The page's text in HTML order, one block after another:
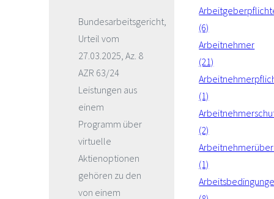
Bundesarbeitsgericht,
Urteil vom
27.03.2025, Az. 8
AZR 63/24
Leistungen aus
einem
Programm über
virtuelle
Aktienoptionen
gehören zu den
von einem
(6)
Arbeitnehmer
(21)
(1)
(2)
(1)